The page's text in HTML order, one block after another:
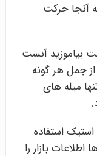
آنجا حرکت
بیاموزید آنست
جمل هر گونه
میله های
استفاده
بازار را